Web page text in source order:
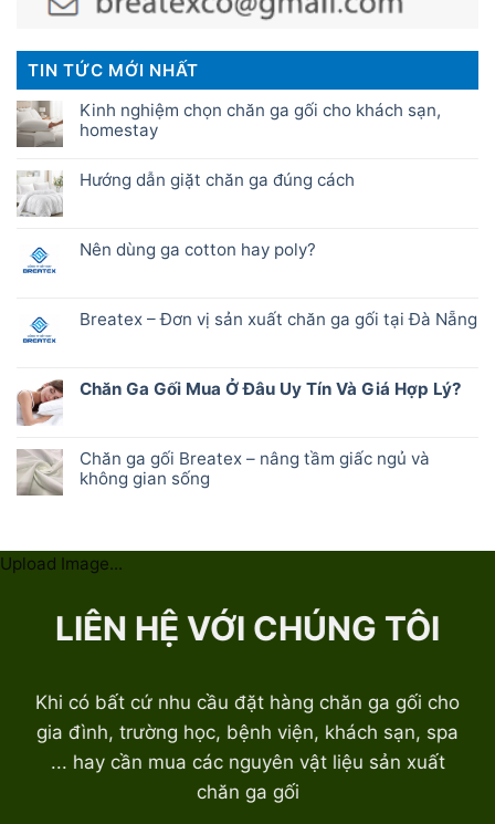
TIN TỨC MỚI NHẤT
Kinh nghiệm chọn chăn ga gối cho khách sạn,
homestay
Hướng dẫn giặt chăn ga đúng cách
Nên dùng ga cotton hay poly?
Breatex – Đơn vị sản xuất chăn ga gối tại Đà Nẵng
Chăn Ga Gối Mua Ở Đâu Uy Tín Và Giá Hợp Lý?
Chăn ga gối Breatex – nâng tầm giấc ngủ và
không gian sống
LIÊN HỆ VỚI CHÚNG TÔI
Khi có bất cứ nhu cầu đặt hàng chăn ga gối cho
gia đình, trường học, bệnh viện, khách sạn, spa
... hay cần mua các nguyên vật liệu sản xuất
chăn ga gối
Upload Image...